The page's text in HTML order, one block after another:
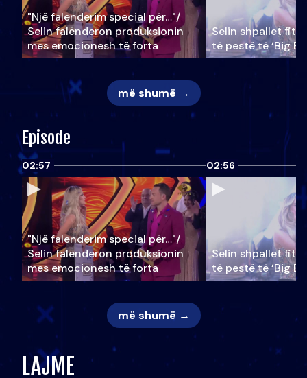
"Një falenderim special për…"/
Selin falënderon produksionin
mes emocionesh të forta
Selin shpallet
të pestë të ‘Big
më shumë →
Episode
02:57
"Një falenderim special për…"/
Selin falënderon produksionin
mes emocionesh të forta
02:56
Selin shpallet
të pestë të ‘Big
më shumë →
LAJME